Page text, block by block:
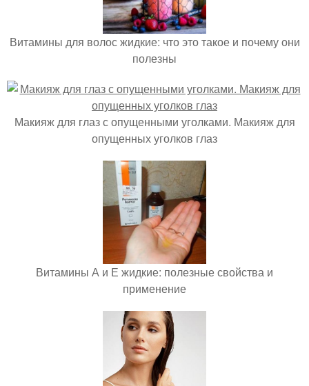
Витамины для волос жидкие: что это такое и почему они
полезны
Макияж для глаз с опущенными уголками. Макияж для
опущенных уголков глаз
Витамины А и Е жидкие: полезные свойства и
применение